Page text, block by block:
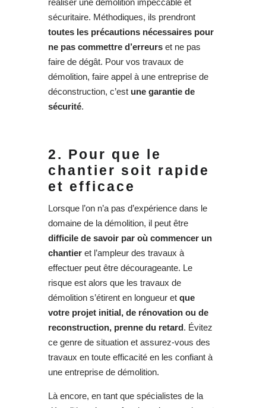
réaliser une démolition impeccable et
sécuritaire. Méthodiques, ils prendront
toutes les précautions nécessaires pour
ne pas commettre d’erreurset ne pas
faire de dégât. Pour vos travaux de
démolition, faire appel à une entreprise de
déconstruction, c’est une garantie de
sécurité.
2. Pour que le
chantier soit rapide
et efficace
Lorsque l’on n’a pas d’expérience dans le
domaine de la démolition, il peut être
difficile de savoir par où commencer un
chantieret l’ampleur des travaux à
effectuer peut être décourageante. Le
risque est alors que les travaux de
démolition s’étirent en longueur et que
votre projet initial, de rénovation ou de
reconstruction, prenne du retard. Évitez
ce genre de situation et assurez-vous des
travaux en toute efficacité en les confiant à
une entreprise de démolition.
Là encore, en tant que spécialistes de la